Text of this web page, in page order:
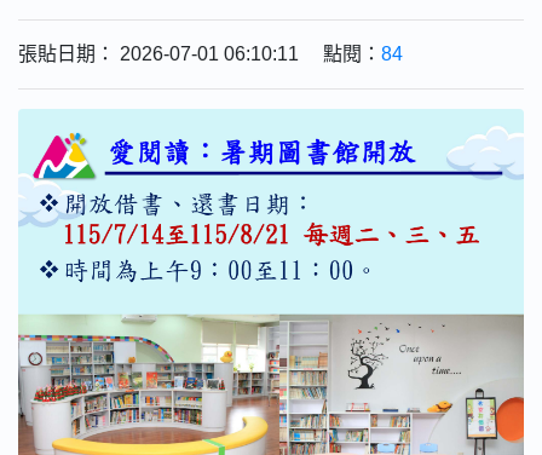
張貼日期： 2026-07-01 06:10:11 點閱： 84